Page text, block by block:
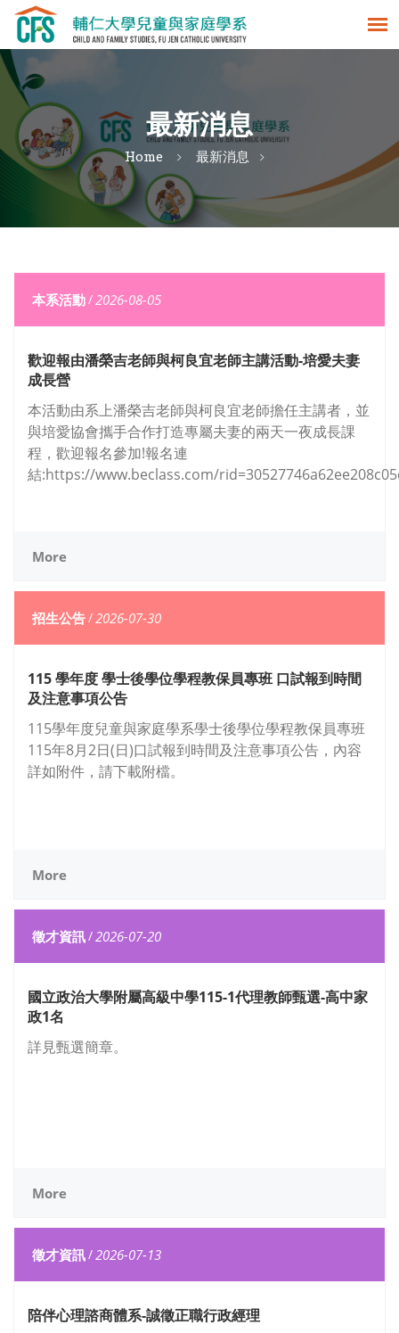
最新消息
Home 最新消息
本系活動/2026-08-05
歡迎報由潘榮吉老師與柯良宜老師主講活動-培愛夫妻
成長營
本活動由系上潘榮吉老師與柯良宜老師擔任主講者，並
與培愛協會攜手合作打造專屬夫妻的兩天一夜成長課
程，歡迎報名參加!報名連
結:https://www.beclass.com/
More
招生公告/2026-07-30
115 學年度 學士後學位學程教保員專班 口試報到時間
及注意事項公告
115學年度兒童與家庭學系學士後學位學程教保員專班
115年8月2日(日)口試報到時間及注意事項公告，內容
詳如附件，請下載附檔。
More
徵才資訊/2026-07-20
國立政治大學附屬高級中學115-1代理教師甄選-高中家
政1名
詳見甄選簡章。
More
徵才資訊/2026-07-13
陪伴心理諮商體系-誠徵正職行政經理